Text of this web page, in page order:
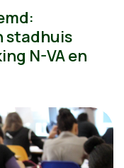
stadhuis
N-VA en